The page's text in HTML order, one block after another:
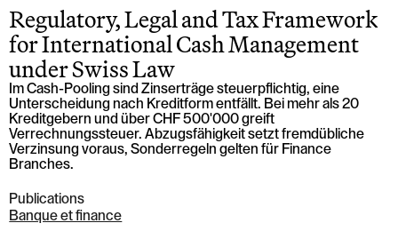
Regulatory, Legal and Tax Framework
for International Cash Management
under Swiss Law
Im Cash-Pooling sind Zinserträge steuerpflichtig, eine
Unterscheidung nach Kreditform entfällt. Bei mehr als 20
Kreditgebern und über CHF 500'000 greift
Verrechnungssteuer. Abzugsfähigkeit setzt fremdübliche
Verzinsung voraus, Sonderregeln gelten für Finance
Branches.
Publications
Banque et finance